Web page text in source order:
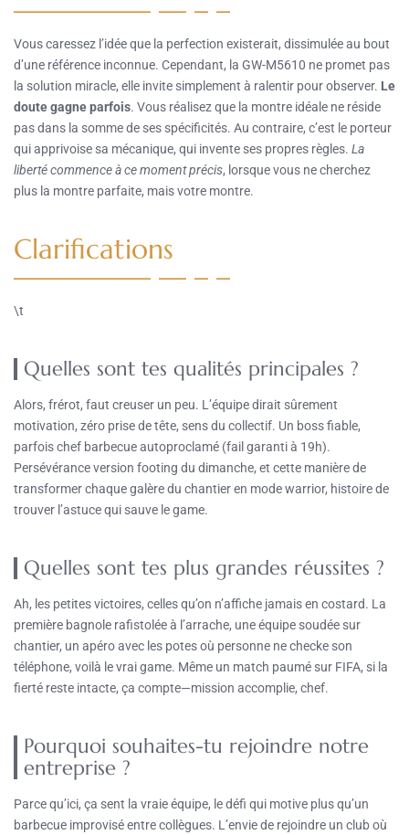
Vous caressez l’idée que la perfection existerait, dissimulée au bout
d’une référence inconnue. Cependant, la GW-M5610 ne promet pas
la solution miracle, elle invite simplement à ralentir pour observer. Le
doute gagne parfois. Vous réalisez que la montre idéale ne réside
pas dans la somme de ses spécificités. Au contraire, c’est le porteur
qui apprivoise sa mécanique, qui invente ses propres règles. La
liberté commence à ce moment précis, lorsque vous ne cherchez
plus la montre parfaite, mais votre montre.
Clarifications
\t
Quelles sont tes qualités principales ?
Alors, frérot, faut creuser un peu. L’équipe dirait sûrement
motivation, zéro prise de tête, sens du collectif. Un boss fiable,
parfois chef barbecue autoproclamé (fail garanti à 19h).
Persévérance version footing du dimanche, et cette manière de
transformer chaque galère du chantier en mode warrior, histoire de
trouver l’astuce qui sauve le game.
Quelles sont tes plus grandes réussites ?
Ah, les petites victoires, celles qu’on n’affiche jamais en costard. La
première bagnole rafistolée à l’arrache, une équipe soudée sur
chantier, un apéro avec les potes où personne ne checke son
téléphone, voilà le vrai game. Même un match paumé sur FIFA, si la
fierté reste intacte, ça compte—mission accomplie, chef.
Pourquoi souhaites-tu rejoindre notre
entreprise ?
Parce qu’ici, ça sent la vraie équipe, le défi qui motive plus qu’un
barbecue improvisé entre collègues. L’envie de rejoindre un club où